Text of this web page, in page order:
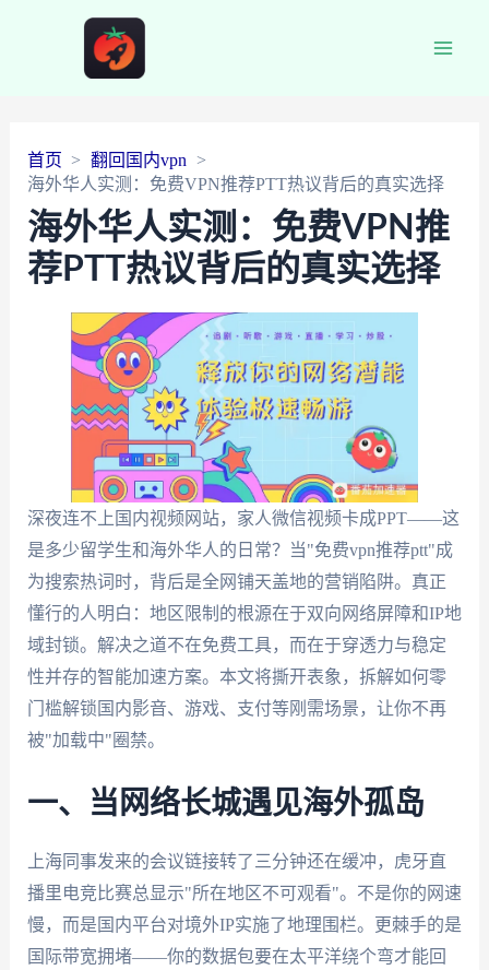
首页
翻回国内vpn
海外华人实测：免费VPN推荐PTT热议背后的真实选择
海外华人实测：免费VPN推
荐PTT热议背后的真实选择
深夜连不上国内视频网站，家人微信视频卡成PPT——这
是多少留学生和海外华人的日常？当"免费vpn推荐ptt"成
为搜索热词时，背后是全网铺天盖地的营销陷阱。真正
懂行的人明白：地区限制的根源在于双向网络屏障和IP地
域封锁。解决之道不在免费工具，而在于穿透力与稳定
性并存的智能加速方案。本文将撕开表象，拆解如何零
门槛解锁国内影音、游戏、支付等刚需场景，让你不再
被"加载中"圈禁。
一、当网络长城遇见海外孤岛
上海同事发来的会议链接转了三分钟还在缓冲，虎牙直
播里电竞比赛总显示"所在地区不可观看"。不是你的网速
慢，而是国内平台对境外IP实施了地理围栏。更棘手的是
国际带宽拥堵——你的数据包要在太平洋绕个弯才能回